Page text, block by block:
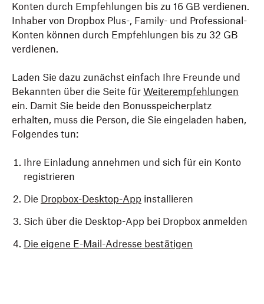
Konten durch Empfehlungen bis zu 16 GB verdienen.
Inhaber von Dropbox Plus-, Family- und Professional-
Konten können durch Empfehlungen bis zu 32 GB
verdienen.
Laden Sie dazu zunächst einfach Ihre Freunde und
Bekannten über die Seite für Weiterempfehlungen
ein. Damit Sie beide den Bonusspeicherplatz
erhalten, muss die Person, die Sie eingeladen haben,
Folgendes tun:
Ihre Einladung annehmen und sich für ein Konto
registrieren
Die Dropbox-Desktop-App installieren
Sich über die Desktop-App bei Dropbox anmelden
Die eigene E-Mail-Adresse bestätigen